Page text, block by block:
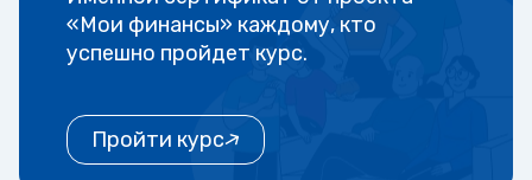
«Мои финансы» каждому, кто
успешно пройдет курс.
Пройти курс